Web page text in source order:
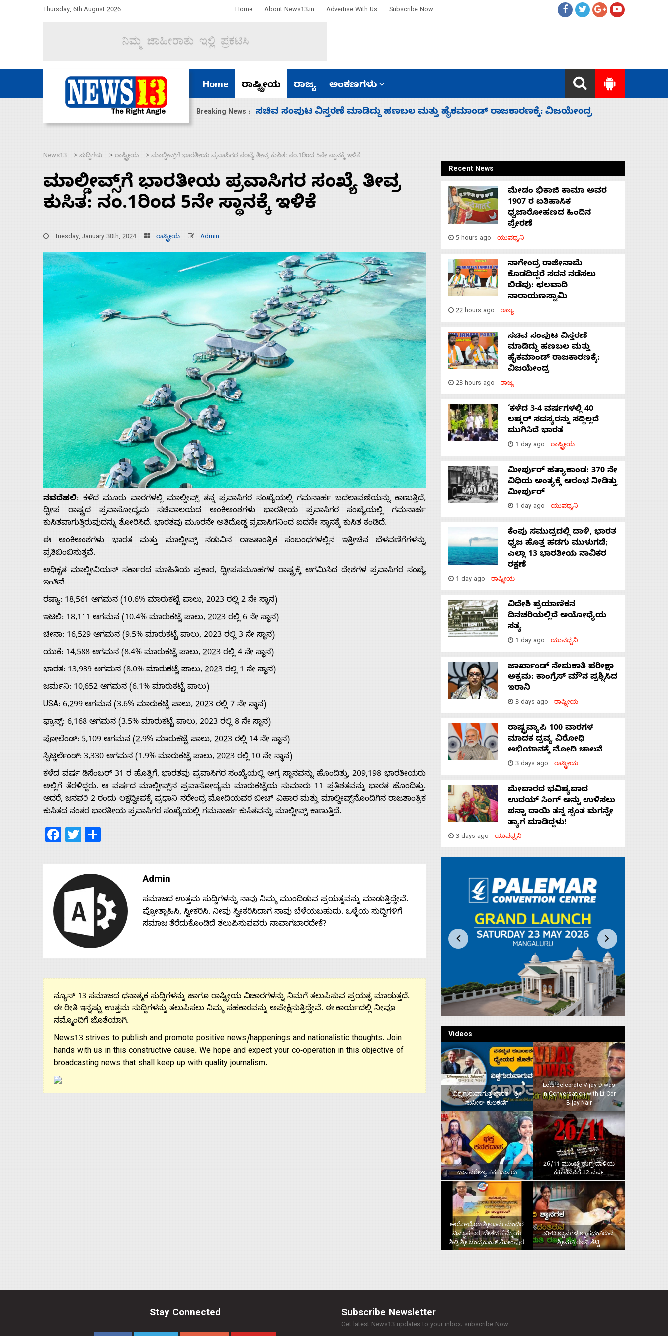
Thursday, 6th August 2026 Home About News13.in Advertise With Us Subscribe Now
Home ರಾಷ್ಟ್ರೀಯ ರಾಜ್ಯ ಅಂಕಣಗಳು
Breaking News :
ಹಣಬಲ ಮತ್ತು ಹೈಕಮಾಂಡ್ ರಾಜಕಾರಣಕ್ಕೆ: ವಿಜಯೇಂದ್ರ ‘ಕಳೆದ 3-4 ವರ್ಷಗಳಲ್ಲಿ 40 ಲಷ್ಕರ್ ಸದಸ್ಯರನ್ನು ಸದ್ದಿಲ್ಲದೆ ಮುಗಿಸಿದೆ ಭಾರತ
Home
About
Advertise
Contact
News13 > ಸುದ್ದಿಗಳು > ರಾಷ್ಟ್ರೀಯ > ಮಾಲ್ಡೀವ್ಸ್‌ಗೆ ಭಾರತೀಯ ಪ್ರವಾಸಿಗರ ಸಂಖ್ಯೆ ತೀವ್ರ ಕುಸಿತ: ನಂ.1ರಿಂದ 5ನೇ ಸ್ಥಾನಕ್ಕೆ ಇಳಿಕೆ
ಮಾಲ್ಡೀವ್ಸ್‌ಗೆ ಭಾರತೀಯ ಪ್ರವಾಸಿಗರ ಸಂಖ್ಯೆ ತೀವ್ರ
ಕುಸಿತ: ನಂ.1ರಿಂದ 5ನೇ ಸ್ಥಾನಕ್ಕೆ ಇಳಿಕೆ
Tuesday, January 30th, 2024 ರಾಷ್ಟ್ರೀಯ Admin
ನವದೆಹಲಿ: ಕಳೆದ ಮೂರು ವಾರಗಳಲ್ಲಿ ಮಾಲ್ಡೀವ್ಸ್ ತನ್ನ ಪ್ರವಾಸಿಗರ ಸಂಖ್ಯೆಯಲ್ಲಿ ಗಮನಾರ್ಹ ಬದಲಾವಣೆಯನ್ನು ಕಾಣುತ್ತಿದೆ,
ದ್ವೀಪ ರಾಷ್ಟ್ರದ ಪ್ರವಾಸೋದ್ಯಮ ಸಚಿವಾಲಯದ ಅಂಕಿಅಂಶಗಳು ಭಾರತೀಯ ಪ್ರವಾಸಿಗರ ಸಂಖ್ಯೆಯಲ್ಲಿ ಗಮನಾರ್ಹ
ಕುಸಿತವಾಗುತ್ತಿರುವುದನ್ನು ತೋರಿಸಿದೆ. ಭಾರತವು ಮೂರನೇ ಅತಿದೊಡ್ಡ ಪ್ರವಾಸಿಗನಿಂದ ಐದನೇ ಸ್ಥಾನಕ್ಕೆ ಕುಸಿತ ಕಂಡಿದೆ.
ಈ ಅಂಕಿಅಂಶಗಳು ಭಾರತ ಮತ್ತು ಮಾಲ್ಡೀವ್ಸ್ ನಡುವಿನ ರಾಜತಾಂತ್ರಿಕ ಸಂಬಂಧಗಳಲ್ಲಿನ ಇತ್ತೀಚಿನ ಬೆಳವಣಿಗೆಗಳನ್ನು
ಪ್ರತಿಬಿಂಬಿಸುತ್ತವೆ.
ಅಧಿಕೃತ ಮಾಲ್ಡೀವಿಯನ್ ಸರ್ಕಾರದ ಮಾಹಿತಿಯ ಪ್ರಕಾರ, ದ್ವೀಪಸಮೂಹಗಳ ರಾಷ್ಟ್ರಕ್ಕೆ ಆಗಮಿಸಿದ ದೇಶಗಳ ಪ್ರವಾಸಿಗರ ಸಂಖ್ಯೆ
ಇಂತಿವೆ.
ರಷ್ಯಾ: 18,561 ಆಗಮನ (10.6% ಮಾರುಕಟ್ಟೆ ಪಾಲು, 2023 ರಲ್ಲಿ 2 ನೇ ಸ್ಥಾನ)
ಇಟಲಿ: 18,111 ಆಗಮನ (10.4% ಮಾರುಕಟ್ಟೆ ಪಾಲು, 2023 ರಲ್ಲಿ 6 ನೇ ಸ್ಥಾನ)
ಚೀನಾ: 16,529 ಆಗಮನ (9.5% ಮಾರುಕಟ್ಟೆ ಪಾಲು, 2023 ರಲ್ಲಿ 3 ನೇ ಸ್ಥಾನ)
ಯುಕೆ: 14,588 ಆಗಮನ (8.4% ಮಾರುಕಟ್ಟೆ ಪಾಲು, 2023 ರಲ್ಲಿ 4 ನೇ ಸ್ಥಾನ)
ಭಾರತ: 13,989 ಆಗಮನ (8.0% ಮಾರುಕಟ್ಟೆ ಪಾಲು, 2023 ರಲ್ಲಿ 1 ನೇ ಸ್ಥಾನ)
ಜರ್ಮನಿ: 10,652 ಆಗಮನ (6.1% ಮಾರುಕಟ್ಟೆ ಪಾಲು)
USA: 6,299 ಆಗಮನ (3.6% ಮಾರುಕಟ್ಟೆ ಪಾಲು, 2023 ರಲ್ಲಿ 7 ನೇ ಸ್ಥಾನ)
ಫ್ರಾನ್ಸ್: 6,168 ಆಗಮನ (3.5% ಮಾರುಕಟ್ಟೆ ಪಾಲು, 2023 ರಲ್ಲಿ 8 ನೇ ಸ್ಥಾನ)
ಪೋಲೆಂಡ್: 5,109 ಆಗಮನ (2.9% ಮಾರುಕಟ್ಟೆ ಪಾಲು, 2023 ರಲ್ಲಿ 14 ನೇ ಸ್ಥಾನ)
ಸ್ವಿಟ್ಜರ್ಲೆಂಡ್: 3,330 ಆಗಮನ (1.9% ಮಾರುಕಟ್ಟೆ ಪಾಲು, 2023 ರಲ್ಲಿ 10 ನೇ ಸ್ಥಾನ)
ಕಳೆದ ವರ್ಷ ಡಿಸೆಂಬರ್ 31 ರ ಹೊತ್ತಿಗೆ, ಭಾರತವು ಪ್ರವಾಸಿಗರ ಸಂಖ್ಯೆಯಲ್ಲಿ ಅಗ್ರ ಸ್ಥಾನವನ್ನು ಹೊಂದಿತ್ತು, 209,198 ಭಾರತೀಯರು
ಅಲ್ಲಿಗೆ ತೆರಳಿದ್ದರು. ಆ ವರ್ಷದ ಮಾಲ್ಡೀವ್ಸ್‌ನ ಪ್ರವಾಸೋದ್ಯಮ ಮಾರುಕಟ್ಟೆಯ ಸುಮಾರು 11 ಪ್ರತಿಶತವನ್ನು ಭಾರತ ಹೊಂದಿತ್ತು.
ಆದರೆ, ಜನವರಿ 2 ರಂದು ಲಕ್ಷದ್ವೀಪಕ್ಕೆ ಪ್ರಧಾನಿ ನರೇಂದ್ರ ಮೋದಿಯವರ ಬೀಚ್ ವಿಹಾರ ಮತ್ತು ಮಾಲ್ಡೀವ್ಸ್‌ನೊಂದಿಗಿನ ರಾಜತಾಂತ್ರಿಕ
ಕುಸಿತದ ನಂತರ ಭಾರತೀಯ ಪ್ರವಾಸಿಗರ ಸಂಖ್ಯೆಯಲ್ಲಿ ಗಮನಾರ್ಹ ಕುಸಿತವನ್ನು ಮಾಲ್ಡೀವ್ಸ್‌ ಕಾಣುತ್ತಿದೆ.
Facebook
Twitter
Admin
ಸಮಾಜದ ಉತ್ತಮ ಸುದ್ದಿಗಳನ್ನು ನಾವು ನಿಮ್ಮ ಮುಂದಿಡುವ ಪ್ರಯತ್ನವನ್ನು ಮಾಡುತ್ತಿದ್ದೇವೆ.
ಪ್ರೋತ್ಸಾಹಿಸಿ, ಸ್ವೀಕರಿಸಿ. ನೀವು ಸ್ವೀಕರಿಸಿದಾಗ ನಾವು ಬೆಳೆಯಬಹುದು. ಒಳ್ಳೆಯ ಸುದ್ದಿಗಳಿಗೆ
ಸಮಾಜ ತೆರೆದುಕೊಂಡಿದೆ ತಲುಪಿಸುವವರು ನಾವಾಗಬಾರದೇಕೆ?
ನ್ಯೂಸ್ 13 ಸಮಾಜದ ಧನಾತ್ಮಕ ಸುದ್ದಿಗಳನ್ನು ಹಾಗೂ ರಾಷ್ಟ್ರೀಯ ವಿಚಾರಗಳನ್ನು ನಿಮಗೆ ತಲುಪಿಸುವ ಪ್ರಯತ್ನ ಮಾಡುತ್ತದೆ.
ಈ ರೀತಿ ಇನ್ನಷ್ಟು ಉತ್ತಮ ಸುದ್ದಿಗಳನ್ನು ತಲುಪಿಸಲು ನಿಮ್ಮ ಸಹಕಾರವನ್ನು ಅಪೇಕ್ಷಿಸುತ್ತಿದ್ದೇವೆ. ಈ ಕಾರ್ಯದಲ್ಲಿ ನೀವೂ
ನಮ್ಮೊಂದಿಗೆ ಜೊತೆಯಾಗಿ.
News13 strives to publish and promote positive news/happenings and nationalistic thoughts. Join
hands with us in this constructive cause. We hope and expect your co-operation in this objective of
broadcasting news that shall keep up with quality journalism.
Recent News
ಮೇಡಂ ಭಿಕಾಜಿ ಕಾಮಾ ಅವರ
1907 ರ ಐತಿಹಾಸಿಕ
ಧ್ವಜಾರೋಹಣದ ಹಿಂದಿನ
ಪ್ರೇರಣೆ
5 hours ago ಯುವಧ್ವನಿ
ನಾಗೇಂದ್ರ ರಾಜೀನಾಮೆ
ಕೊಡದಿದ್ದರೆ ಸದನ ನಡೆಸಲು
ಬಿಡೆವು: ಛಲವಾದಿ
ನಾರಾಯಣಸ್ವಾಮಿ
22 hours ago ರಾಜ್ಯ
ಸಚಿವ ಸಂಪುಟ ವಿಸ್ತರಣೆ
ಮಾಡಿದ್ದು ಹಣಬಲ ಮತ್ತು
ಹೈಕಮಾಂಡ್ ರಾಜಕಾರಣಕ್ಕೆ:
ವಿಜಯೇಂದ್ರ
23 hours ago ರಾಜ್ಯ
‘ಕಳೆದ 3-4 ವರ್ಷಗಳಲ್ಲಿ 40
ಲಷ್ಕರ್ ಸದಸ್ಯರನ್ನು ಸದ್ದಿಲ್ಲದೆ
ಮುಗಿಸಿದೆ ಭಾರತ
1 day ago ರಾಷ್ಟ್ರೀಯ
ಮೀರ್ಪುರ್ ಹತ್ಯಾಕಾಂಡ: 370 ನೇ
ವಿಧಿಯ ಅಂತ್ಯಕ್ಕೆ ಆರಂಭ ನೀಡಿತ್ತು
ಮೀರ್ಪುರ್
1 day ago ಯುವಧ್ವನಿ
ಕೆಂಪು ಸಮುದ್ರದಲ್ಲಿ ದಾಳಿ, ಭಾರತ
ಧ್ವಜ ಹೊತ್ತ ಹಡಗು ಮುಳುಗಡೆ;
ಎಲ್ಲಾ 13 ಭಾರತೀಯ ನಾವಿಕರ
ರಕ್ಷಣೆ
1 day ago ರಾಷ್ಟ್ರೀಯ
ವಿದೇಶಿ ಪ್ರಯಾಣಿಕನ
ದಿನಚರಿಯಲ್ಲಿದೆ ಅಯೋಧ್ಯೆಯ
ಸತ್ಯ
1 day ago ಯುವಧ್ವನಿ
ಜಾರ್ಖಾಂಡ್‌ ನೇಮಕಾತಿ ಪರೀಕ್ಷಾ
ಅಕ್ರಮ: ಕಾಂಗ್ರೆಸ್‌ ಮೌನ ಪ್ರಶ್ನಿಸಿದ
ಇರಾನಿ
3 days ago ರಾಷ್ಟ್ರೀಯ
ರಾಷ್ಟ್ರವ್ಯಾಪಿ 100 ವಾರಗಳ
ಮಾದಕ ದ್ರವ್ಯ ವಿರೋಧಿ
ಅಭಿಯಾನಕ್ಕೆ ಮೋದಿ ಚಾಲನೆ
3 days ago ರಾಷ್ಟ್ರೀಯ
ಮೇವಾರದ ಭವಿಷ್ಯವಾದ
ಉದಯ್ ಸಿಂಗ್ ಅನ್ನು ಉಳಿಸಲು
ಪನ್ನಾ ದಾಯಿ ತನ್ನ ಸ್ವಂತ ಮಗನ್ನೇ
ತ್ಯಾಗ ಮಾಡಿದ್ದಳು!
3 days ago ಯುವಧ್ವನಿ
Videos
ವಿಶ್ವಗುರುವಾಗುತ್ತ ಭಾರತ – ಶ್ರೀ
ಸುನೀಲ್‌ ಕುಲಕರ್ಣಿ
Lets celebrate Vijay Diwas
in Conversation with Lt Cdr
Bijay Nair
ದಾಸವರೇಣ್ಯ ಕನಕದಾಸರು
26/11 ಮುಂಬೈ ಉಗ್ರ ದಾಳಿಯ
ಕಹಿ ನೆನಪಿಗೆ 12 ವರ್ಷ
ಅಯೋಧ್ಯೆಯ ಶ್ರೀರಾಮ ಮಂದಿರ
ವಿನ್ಯಾಸಕಾರ, ದೇಶದ ಹೆಮ್ಮೆಯ
ಶಿಲ್ಪಿ ಶ್ರೀ ಚಂದ್ರಕಾಂತ್‌ ಸೋಂಪುರ
ಬೀದಿ ಶ್ವಾನಗಳ ಶ್ವಾಸದಂತಿರುವ
ಶ್ರೀಮತಿ ರಜನಿ ಶೆಟ್ಟಿ
Stay Connected Subscribe Newsletter
Get latest News13 updates to your inbox. subscribe Now